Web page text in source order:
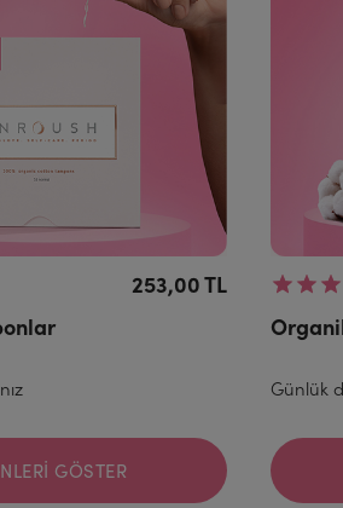
253,00 TL
GÖSTER
Günlük